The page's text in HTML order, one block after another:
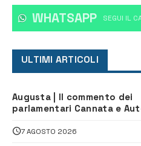
WHATSAPP ‎SEGUI IL
ULTIMI ARTICOLI
Augusta | Il commento dei
parlamentari Cannata e
depuratore
7 AGOSTO 2026